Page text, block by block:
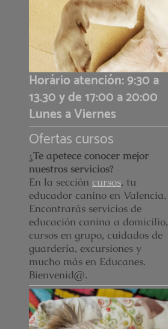
Horário atención: 9:30 a
13.30 y de 17:00 a 20:00
Lunes a Viernes
Ofertas cursos
¿Te apetece conocer mejor
nuestros servicios?
En la sección cursos, tu
educador canino en Valencia.
Encontrarás servicios de
educación canina a domicilio,
cursos en grupo, cuidados de
guardería, excursiones y
mucho más en Educanes.
Bienvenid@.